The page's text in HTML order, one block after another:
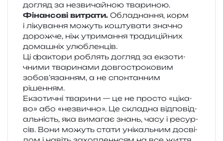
догляд за незви­чай­ною твариною.
Фінансові витра­ти. Обладнання, корм
і ліку­ва­н­ня можуть кошту­ва­ти зна­чно
дорож­че, ніж утри­ма­н­ня тра­ди­цій­них
дома­шніх улюбленців.
Ці факто­ри роблять догляд за екзо­ти­
чни­ми тва­ри­на­ми дов­го­стро­ко­вим
зобов’язанням, а не спон­тан­ним
рішенням.
Екзотичні тва­ри­ни — це не про­сто «ціка­
во» або «незви­чно». Це скла­дна від­по­від­
аль­ність, яка вима­гає знань, часу і ресур­
сів. Вони можуть стати уні­каль­ним досві­